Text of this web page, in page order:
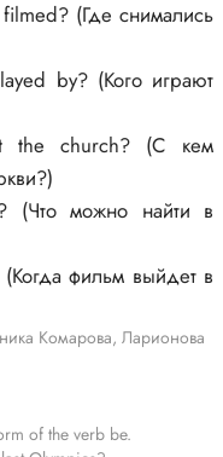
(Где снимались
by? (Кого играют
the church? (С кем
можно найти в
фильм выйдет в
Комарова, Ларионова
of the verb be.